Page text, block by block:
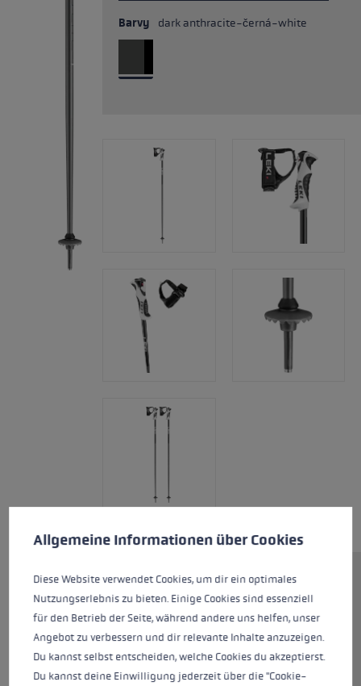
Barvy dark anthracite-černá-white
Bold Lite S Junior je perfektní hůl
pro mladší lyžaře. Systém
Trigger S umožňuje rychlé
nacvaknutí i vycvaknutí, takže
také maximální flexibilitu. Díky
stabilnímu hliníku TS 4,5 je hůl
Allgemeine Informationen über Cookies
Diese Website verwendet Cookies, um dir ein optimales
Nutzungserlebnis zu bieten. Einige Cookies sind essenziell
für den Betrieb der Seite, während andere uns helfen, unser
Angebot zu verbessern und dir relevante Inhalte anzuzeigen.
Du kannst selbst entscheiden, welche Cookies du akzeptierst.
Du kannst deine Einwilligung jederzeit über die "Cookie-